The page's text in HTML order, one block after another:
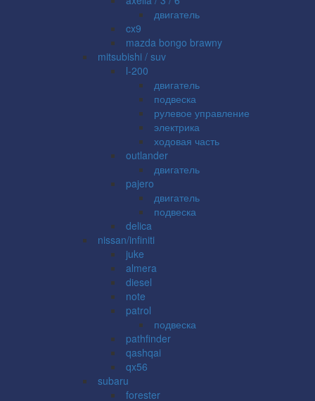
двигатель
cx9
mazda bongo brawny
mitsubishi / suv
l-200
двигатель
подвеска
рулевое управление
электрика
ходовая часть
outlander
двигатель
pajero
двигатель
подвеска
delica
nissan/infiniti
juke
almera
diesel
note
patrol
подвеска
pathfinder
qashqai
qx56
subaru
forester